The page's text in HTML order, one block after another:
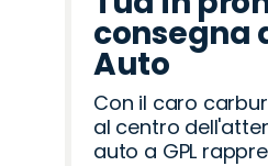
consegna
Auto
Con il caro
al centro
auto a GPL